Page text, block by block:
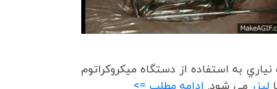
به استفاده از دستگاه ميکروکراتوم